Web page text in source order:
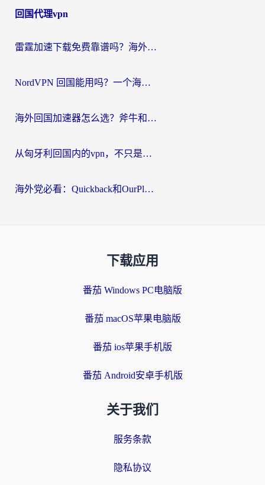
回国代理vpn
雷霆加速下载免费靠谱吗？海外党选回国加速器的避坑指南（附热门工具对比）
NordVPN 回国能用吗？一个海外用户必须面对的真实困境
海外回国加速器怎么选？斧牛和海龟哪个好？一篇帮你避开坑的实用指南
从匈牙利回国内的vpn，不只是为了刷剧那么简单
海外党必看：Quickback和OurPlay好用吗？3分钟选对回国加速器，无缝刷剧玩游戏
下载应用
番茄 Windows PC电脑版
番茄 macOS苹果电脑版
番茄 ios苹果手机版
番茄 Android安卓手机版
关于我们
服务条款
隐私协议